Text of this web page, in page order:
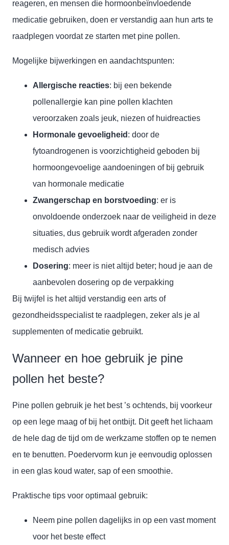
reageren, en mensen die hormoonbeïnvloedende
medicatie gebruiken, doen er verstandig aan hun arts te
raadplegen voordat ze starten met pine pollen.
Mogelijke bijwerkingen en aandachtspunten:
Allergische reacties: bij een bekende
pollenallergie kan pine pollen klachten
veroorzaken zoals jeuk, niezen of huidreacties
Hormonale gevoeligheid : door de
fytoandrogenen is voorzichtigheid geboden bij
hormoongevoelige aandoeningen of bij gebruik
van hormonale medicatie
Zwangerschap en borstvoeding: er is
onvoldoende onderzoek naar de veiligheid in deze
situaties, dus gebruik wordt afgeraden zonder
medisch advies
Dosering: meer is niet altijd beter; houd je aan de
aanbevolen dosering op de verpakking
Bij twijfel is het altijd verstandig een arts of
gezondheidsspecialist te raadplegen, zeker als je al
supplementen of medicatie gebruikt.
Wanneer en hoe gebruik je pine
pollen het beste?
Pine pollen gebruik je het best ’s ochtends, bij voorkeur
op een lege maag of bij het ontbijt. Dit geeft het lichaam
de hele dag de tijd om de werkzame stoffen op te nemen
en te benutten. Poedervorm kun je eenvoudig oplossen
in een glas koud water, sap of een smoothie.
Praktische tips voor optimaal gebruik:
Neem pine pollen dagelijks in op een vast moment
voor het beste effect